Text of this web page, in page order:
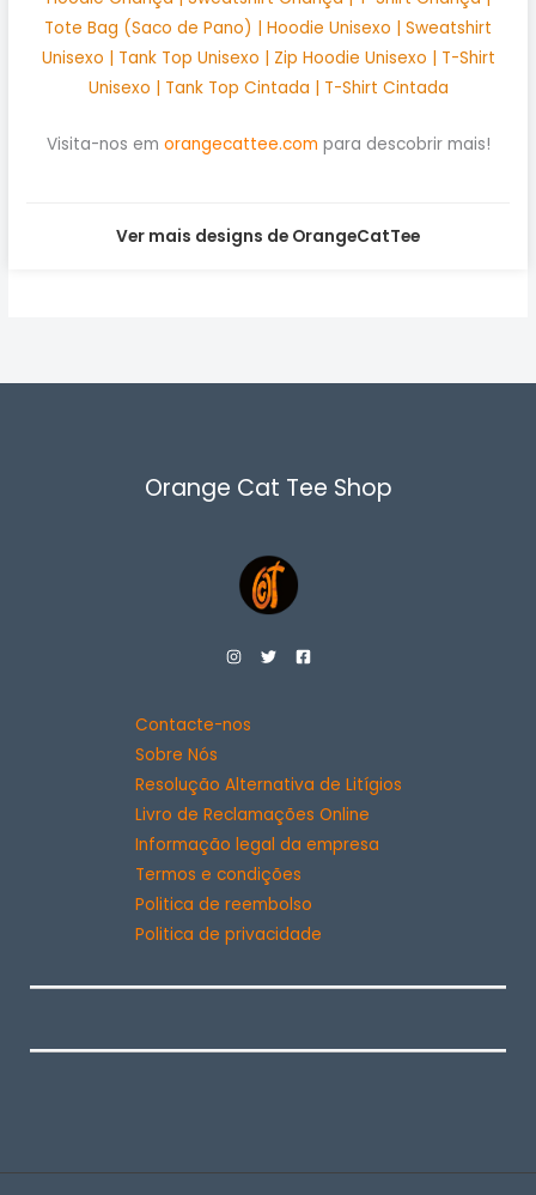
Tote Bag (Saco de Pano) | Hoodie Unisexo | Sweatshirt
Unisexo | Tank Top Unisexo | Zip Hoodie Unisexo | T-Shirt
Unisexo | Tank Top Cintada | T-Shirt Cintada
Visita-nos em orangecattee.com para descobrir mais!
Ver mais designs de OrangeCatTee
Orange Cat Tee Shop
Contacte-nos
Sobre Nós
Resolução Alternativa de Litígios
Livro de Reclamações Online
Informação legal da empresa
Termos e condições
Politica de reembolso
Politica de privacidade